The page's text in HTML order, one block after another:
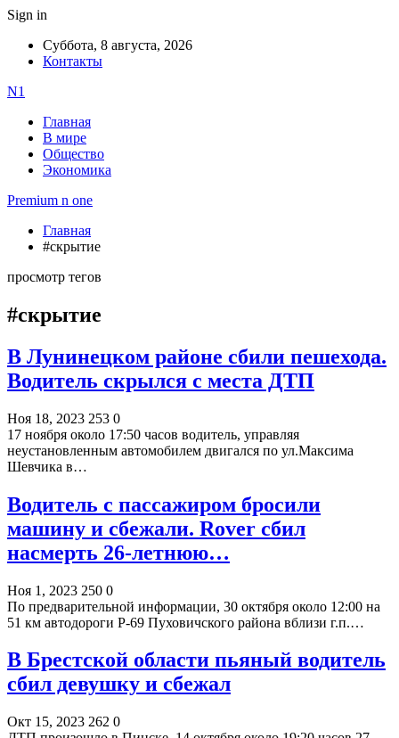
Sign in
Суббота, 8 августа, 2026
Контакты
N1
Главная
В мире
Общество
Экономика
Premium n one
Главная
#скрытие
просмотр тегов
#скрытие
В Лунинецком районе сбили пешехода.
Водитель скрылся с места ДТП
Ноя 18, 2023 253 0
17 ноября около 17:50 часов водитель, управляя
неустановленным автомобилем двигался по ул.Максима
Шевчика в…
Водитель с пассажиром бросили
машину и сбежали. Rover сбил
насмерть 26-летнюю…
Ноя 1, 2023 250 0
По предварительной информации, 30 октября около 12:00 на
51 км автодороги Р-69 Пуховичского района вблизи г.п.…
В Брестской области пьяный водитель
сбил девушку и сбежал
Окт 15, 2023 262 0